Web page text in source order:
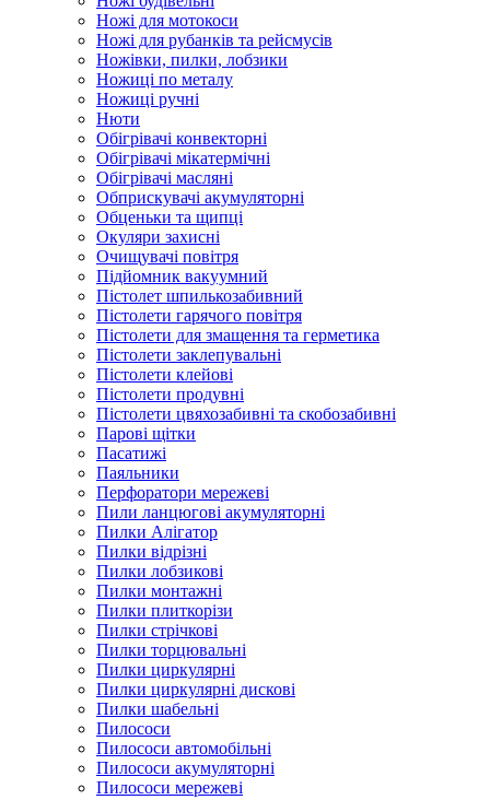
Ножі для мотокоси
Ножі для рубанків та рейсмусів
Ножівки, пилки, лобзики
Ножиці по металу
Ножиці ручні
Нюти
Обігрівачі конвекторні
Обігрівачі мікатермічні
Обігрівачі масляні
Обприскувачі акумуляторні
Обценьки та щипці
Окуляри захисні
Очищувачі повітря
Підйомник вакуумний
Пістолет шпилькозабивний
Пістолети гарячого повітря
Пістолети для змащення та герметика
Пістолети заклепувальні
Пістолети клейові
Пістолети продувні
Пістолети цвяхозабивні та скобозабивні
Парові щітки
Пасатижі
Паяльники
Перфоратори мережеві
Пили ланцюгові акумуляторні
Пилки Алігатор
Пилки відрізні
Пилки лобзикові
Пилки монтажні
Пилки плиткорізи
Пилки стрічкові
Пилки торцювальні
Пилки циркулярні
Пилки циркулярні дискові
Пилки шабельні
Пилососи
Пилососи автомобільні
Пилососи акумуляторні
Пилососи мережеві